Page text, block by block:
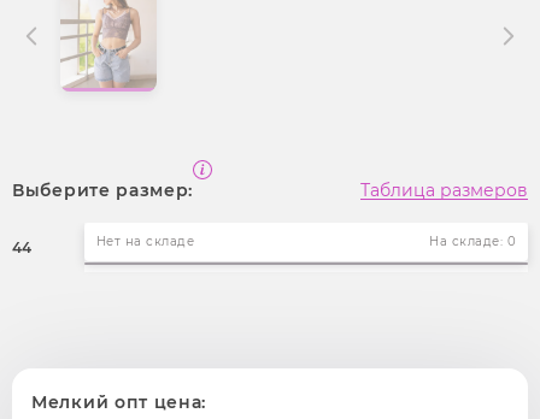
Выберите размер: Таблица размеров
44 Нет на складе На складе: 0
Мелкий опт цена: